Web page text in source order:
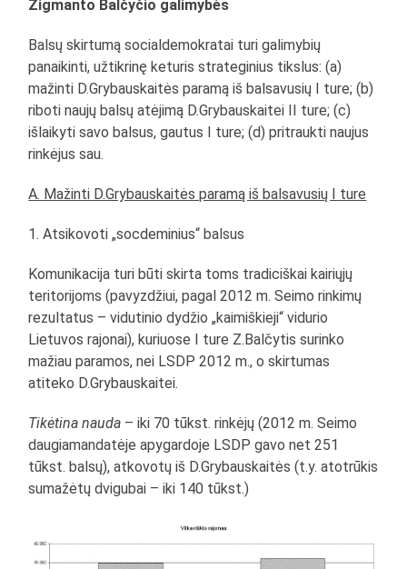
Zigmanto Balčyčio galimybės
Balsų skirtumą socialdemokratai turi galimybių
panaikinti, užtikrinę keturis strateginius tikslus: (a)
mažinti D.Grybauskaitės paramą iš balsavusių I ture; (b)
riboti naujų balsų atėjimą D.Grybauskaitei II ture; (c)
išlaikyti savo balsus, gautus I ture; (d) pritraukti naujus
rinkėjus sau.
A. Mažinti D.Grybauskaitės paramą iš balsavusių I ture
1. Atsikovoti „socdeminius“ balsus
Komunikacija turi būti skirta toms tradiciškai kairiųjų
teritorijoms (pavyzdžiui, pagal 2012 m. Seimo rinkimų
rezultatus – vidutinio dydžio „kaimiškieji“ vidurio
Lietuvos rajonai), kuriuose I ture Z.Balčytis surinko
mažiau paramos, nei LSDP 2012 m., o skirtumas
atiteko D.Grybauskaitei.
Tikėtina nauda – iki 70 tūkst. rinkėjų (2012 m. Seimo
daugiamandatėje apygardoje LSDP gavo net 251
tūkst. balsų), atkovotų iš D.Grybauskaitės (t.y. atotrūkis
sumažėtų dvigubai – iki 140 tūkst.)